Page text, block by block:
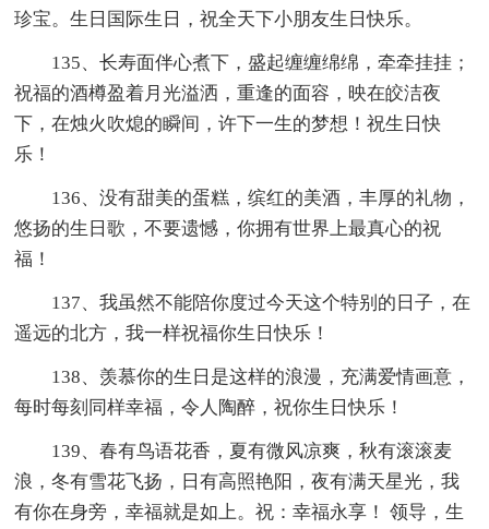
珍宝。生日国际生日，祝全天下小朋友生日快乐。
135、长寿面伴心煮下，盛起缠缠绵绵，牵牵挂挂；
祝福的酒樽盈着月光溢洒，重逢的面容，映在皎洁夜
下，在烛火吹熄的瞬间，许下一生的梦想！祝生日快
乐！
136、没有甜美的蛋糕，缤红的美酒，丰厚的礼物，
悠扬的生日歌，不要遗憾，你拥有世界上最真心的祝
福！
137、我虽然不能陪你度过今天这个特别的日子，在
遥远的北方，我一样祝福你生日快乐！
138、羡慕你的生日是这样的浪漫，充满爱情画意，
每时每刻同样幸福，令人陶醉，祝你生日快乐！
139、春有鸟语花香，夏有微风凉爽，秋有滚滚麦
浪，冬有雪花飞扬，日有高照艳阳，夜有满天星光，我
有你在身旁，幸福就是如上。祝：幸福永享！ 领导，生